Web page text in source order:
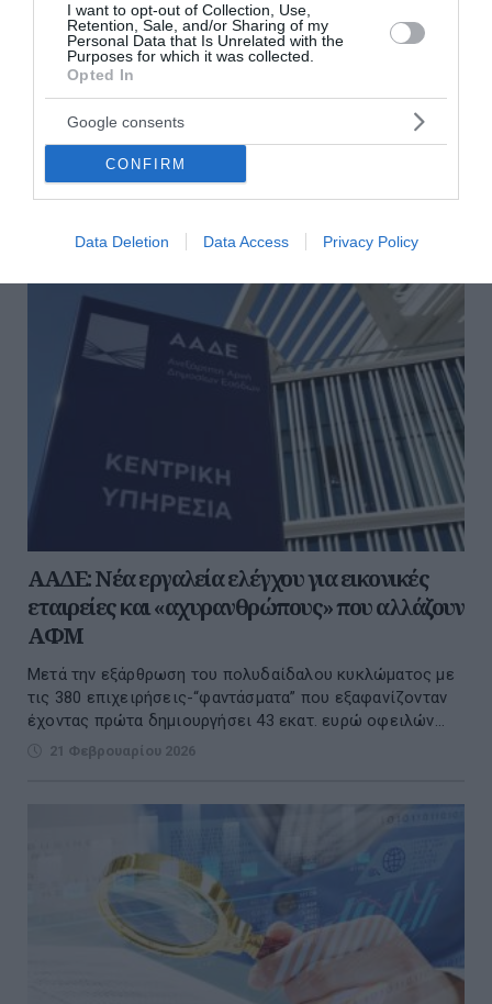
I want to opt-out of Collection, Use,
Retention, Sale, and/or Sharing of my
Personal Data that Is Unrelated with the
Purposes for which it was collected.
Opted In
Google consents
CONFIRM
Data Deletion Data Access Privacy Policy
ΑΑΔΕ: Εντοπίστηκαν ναρκωτικά, λαθραία
τσιγάρα, ρούβλια και λίρες Τουρκίας (Photos)
Σε πλήθος κατασχέσεων και σε εντοπισμό παράνομων
συνοριακούς σταθμούς σε ολόκληρη τη χώρα
προχώρησαν οι τελω...
24 Φεβρουαρίου 2026
ΑΑΔΕ: Νέα εργαλεία ελέγχου για εικονικές
εταιρείες και «αχυρανθρώπους» που αλλάζουν
ΑΦΜ
Μετά την εξάρθρωση του πολυδαίδαλου κυκλώματος με
τις 380 επιχειρήσεις-“φαντάσματα” που εξαφανίζονταν
έχοντας πρώτα δημιουργήσει 43 εκατ. ευρώ οφειλών...
21 Φεβρουαρίου 2026